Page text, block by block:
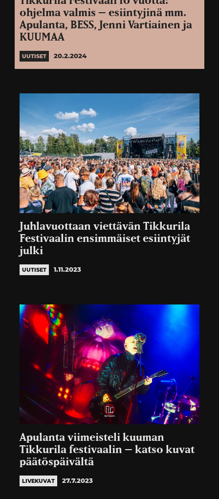
ohjelma valmis – esiintyjinä mm.
Apulanta, BESS, Jenni Vartiainen ja
KUUMAA
UUTISET 20.2.2024
Juhlavuottaan viettävän Tikkurila
Festivaalin ensimmäiset esiintyjät
julki
UUTISET 1.11.2023
Apulanta viimeisteli kuuman
Tikkurila festivaalin – katso kuvat
päätöspäivältä
LIVEKUVAT 27.7.2023